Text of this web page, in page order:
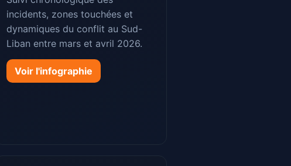
incidents, zones touchées et
dynamiques du conflit au Sud-
Liban entre mars et avril 2026.
Voir l'infographie